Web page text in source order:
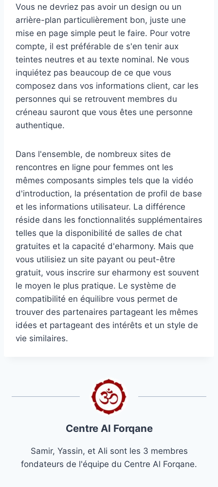
Vous ne devriez pas avoir un design ou un
arrière-plan particulièrement bon, juste une
mise en page simple peut le faire. Pour votre
compte, il est préférable de s'en tenir aux
teintes neutres et au texte nominal. Ne vous
inquiétez pas beaucoup de ce que vous
composez dans vos informations client, car les
personnes qui se retrouvent membres du
créneau sauront que vous êtes une personne
authentique.
Dans l'ensemble, de nombreux sites de
rencontres en ligne pour femmes ont les
mêmes composants simples tels que la vidéo
d'introduction, la présentation de profil de base
et les informations utilisateur. La différence
réside dans les fonctionnalités supplémentaires
telles que la disponibilité de salles de chat
gratuites et la capacité d'eharmony. Mais que
vous utilisiez un site payant ou peut-être
gratuit, vous inscrire sur eharmony est souvent
le moyen le plus pratique. Le système de
compatibilité en équilibre vous permet de
trouver des partenaires partageant les mêmes
idées et partageant des intérêts et un style de
vie similaires.
Centre Al Forqane
Samir, Yassin, et Ali sont les 3 membres
fondateurs de l'équipe du Centre Al Forqane.